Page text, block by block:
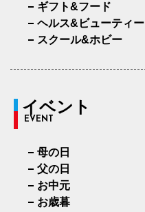
ギフト&フード
ヘルス&ビューティー
スクール&ホビー
イベント
EVENT
母の日
父の日
お中元
お歳暮